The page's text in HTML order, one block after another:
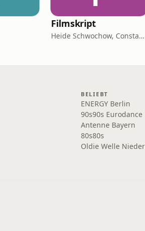
Filmskript
Heide Schwochow, Constantin Lieb
BELIEBT
ENERGY Berlin
90s90s Eurodance
Antenne Bayern
80s80s
Oldie Welle